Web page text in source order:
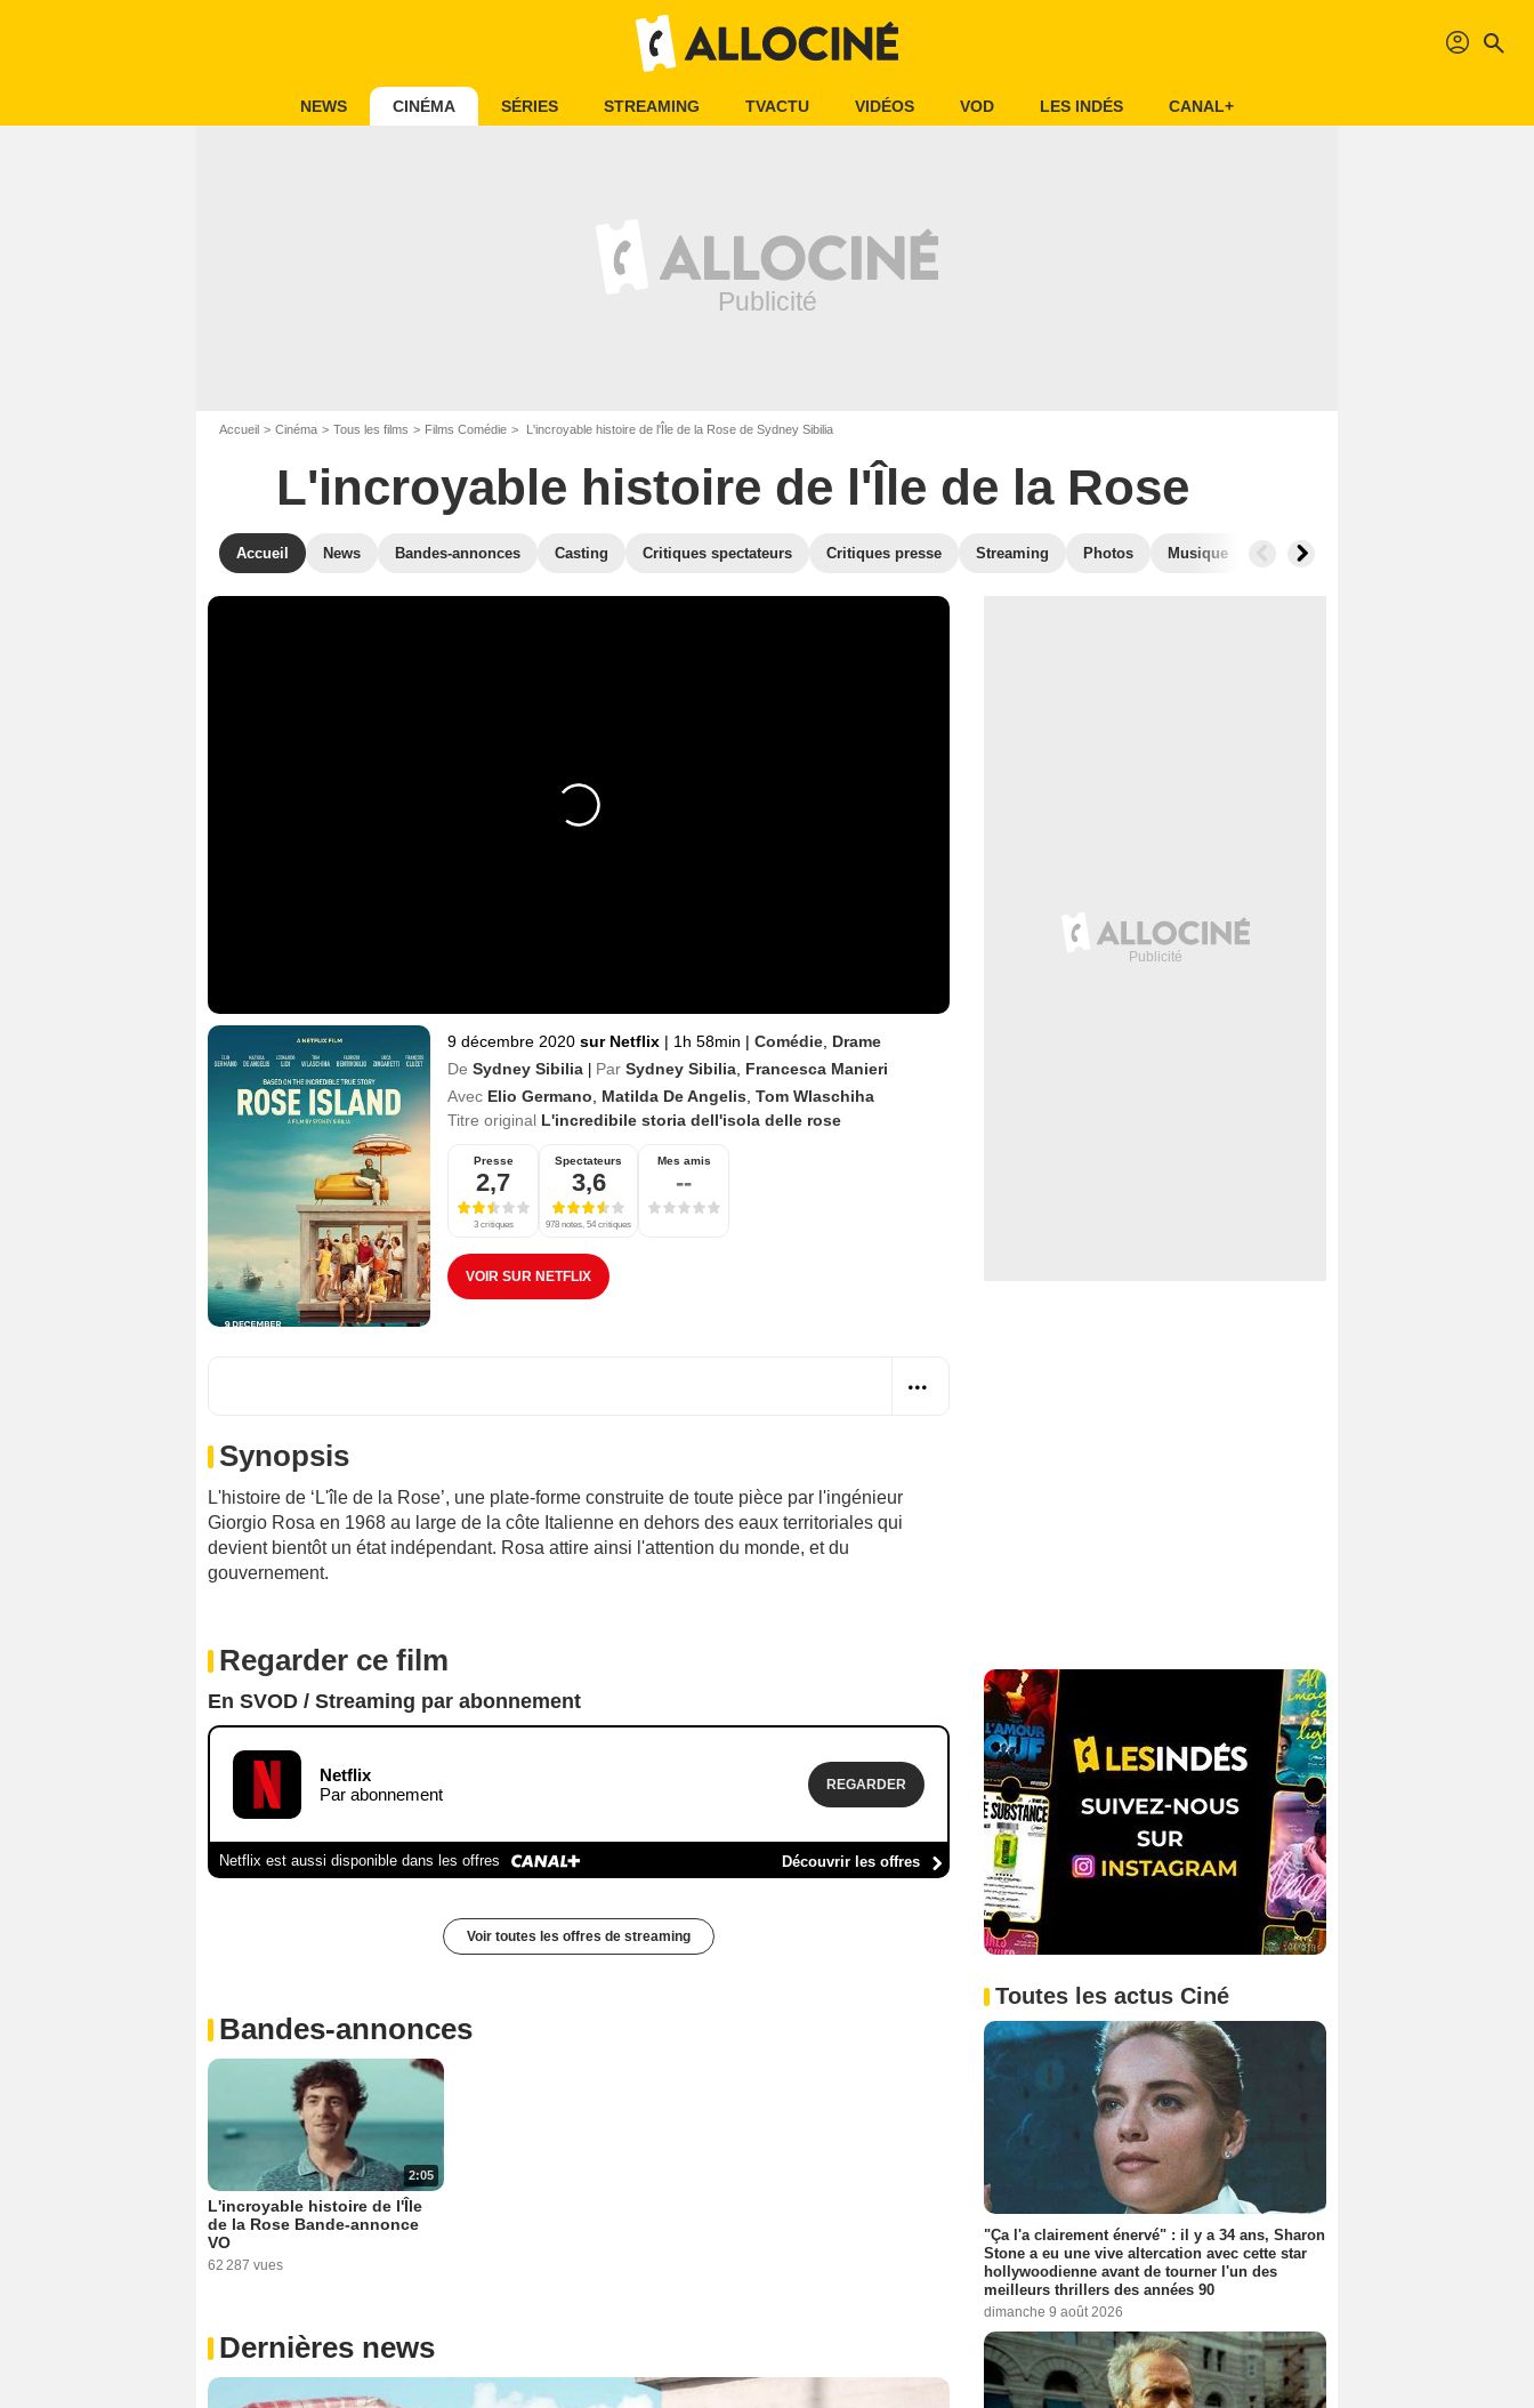
profil search
NEWS CINÉMA SÉRIES STREAMING TVACTU VIDÉOS VOD LES INDÉS CANAL+
Accueil Cinéma Tous les films Films Comédie L'incroyable histoire de l'Île de la Rose de Sydney Sibilia
L'incroyable histoire de l'Île de la Rose
Accueil News Bandes-annonces Casting Critiques spectateurs Critiques presse Streaming Photos Musique Secrets de tournage
9 décembre 2020 sur Netflix | 1h 58min | Comédie Drame
De Sydney Sibilia | Par Sydney Sibilia Francesca Manieri
Avec Elio Germano Matilda De Angelis Tom Wlaschiha
Titre original L'incredibile storia dell'isola delle rose
Presse
2,7
3 critiques
Spectateurs
3,6
978 notes, 54 critiques
Mes amis
--
VOIR SUR NETFLIX
Synopsis
L'histoire de ‘L'île de la Rose’, une plate-forme construite de toute pièce par l'ingénieur
Giorgio Rosa en 1968 au large de la côte Italienne en dehors des eaux territoriales qui
devient bientôt un état indépendant. Rosa attire ainsi l'attention du monde, et du
gouvernement.
Regarder ce film
En SVOD / Streaming par abonnement
Netflix
Par abonnement
REGARDER
Netflix est aussi disponible dans les offres Découvrir les offres
Voir toutes les offres de streaming
Bandes-annonces
2:05
L'incroyable histoire de l'Île
de la Rose Bande-annonce
VO
62 287 vues
Dernières news
Toutes les actus Ciné
"Ça l'a clairement énervé" : il y a 34 ans, Sharon
Stone a eu une vive altercation avec cette star
hollywoodienne avant de tourner l'un des
meilleurs thrillers des années 90
dimanche 9 août 2026